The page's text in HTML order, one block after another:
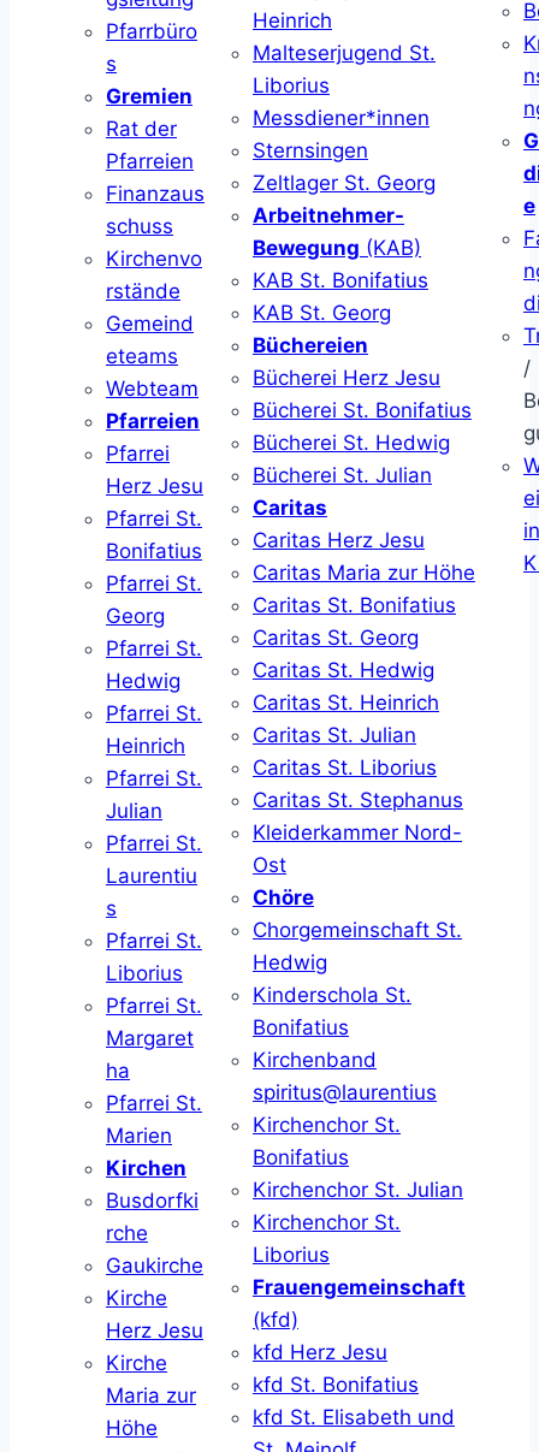
Pfarrbüro
s
Gremien
Rat der
Pfarreien
Finanzaus
schuss
Kirchenvo
rstände
Gemeind
eteams
Webteam
Pfarreien
Pfarrei
Herz Jesu
Pfarrei St.
Bonifatius
Pfarrei St.
Georg
Pfarrei St.
Hedwig
Pfarrei St.
Heinrich
Pfarrei St.
Julian
Pfarrei St.
Laurentiu
s
Pfarrei St.
Liborius
Pfarrei St.
Margaret
ha
Pfarrei St.
Marien
Kirchen
Busdorfki
rche
Gaukirche
Kirche
Herz Jesu
Kirche
Maria zur
Höhe
Heinrich
Malteserjugend St.
Liborius
Messdiener*innen
Sternsingen
Zeltlager St. Georg
Arbeitnehmer-
Bewegung (KAB)
KAB St. Bonifatius
KAB St. Georg
Büchereien
Bücherei Herz Jesu
Bücherei St. Bonifatius
Bücherei St. Hedwig
Bücherei St. Julian
Caritas
Caritas Herz Jesu
Caritas Maria zur Höhe
Caritas St. Bonifatius
Caritas St. Georg
Caritas St. Hedwig
Caritas St. Heinrich
Caritas St. Julian
Caritas St. Liborius
Caritas St. Stephanus
Kleiderkammer Nord-
Ost
Chöre
Chorgemeinschaft St.
Hedwig
Kinderschola St.
Bonifatius
Kirchenband
spiritus@laurentius
Kirchenchor St.
Bonifatius
Kirchenchor St. Julian
Kirchenchor St.
Liborius
Frauengemeinschaft
(kfd)
kfd Herz Jesu
kfd St. Bonifatius
kfd St. Elisabeth und
e
/